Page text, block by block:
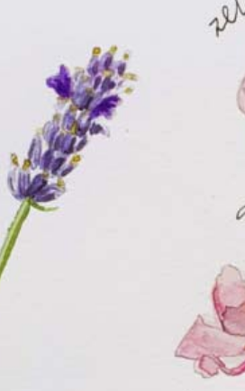
voorbeelden van workshops, zodat je
workshops tot €28: